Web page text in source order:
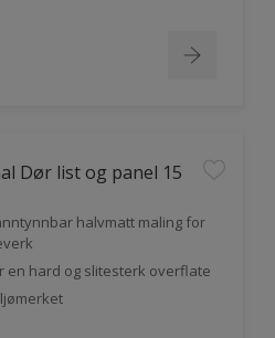
Dør list og panel 15
halvmatt maling for
en hard og slitesterk overflate